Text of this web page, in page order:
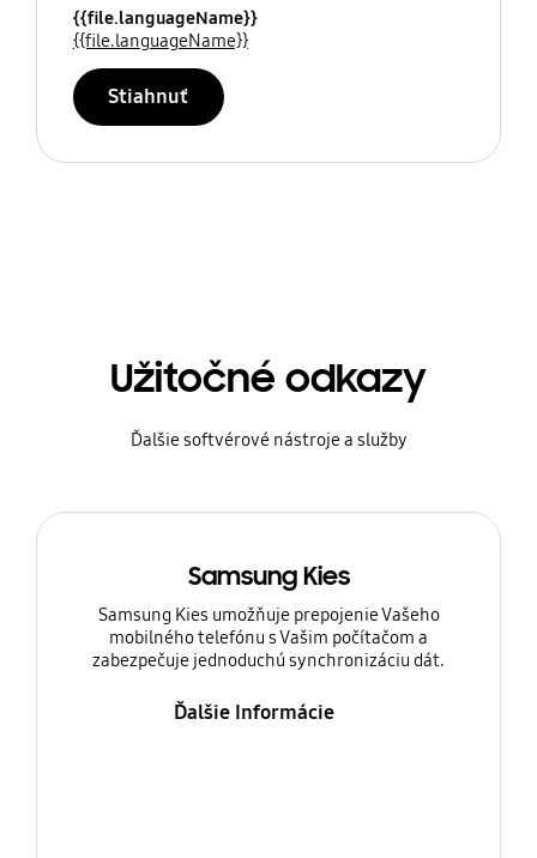
{{file.languageName}}
{{file.languageName}}
Stiahnuť
Užitočné odkazy
Ďalšie softvérové nástroje a služby
Samsung Kies
Samsung Kies umožňuje prepojenie Vašeho
mobilného telefónu s Vašim počítačom a
zabezpečuje jednoduchú synchronizáciu dát.
Ďalšie Informácie